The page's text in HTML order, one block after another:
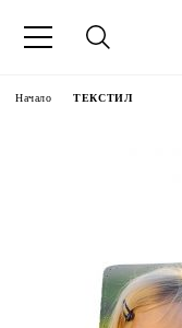
Начало ТЕКСТИЛ